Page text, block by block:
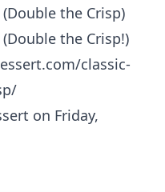
the Crisp)
the Crisp!)
classic-
on Friday,